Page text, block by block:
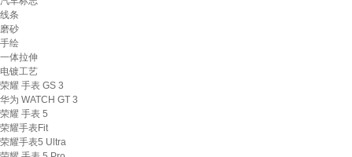
线条
磨砂
手绘
一体拉伸
电镀工艺
荣耀 手表 GS 3
华为 WATCH GT 3
荣耀 手表 5
荣耀手表Fit
荣耀手表5 Ultra